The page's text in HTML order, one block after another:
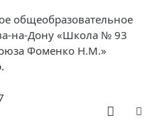
общеобразовательное
на-Дону «Школа № 93
Фоменко Н.М.»